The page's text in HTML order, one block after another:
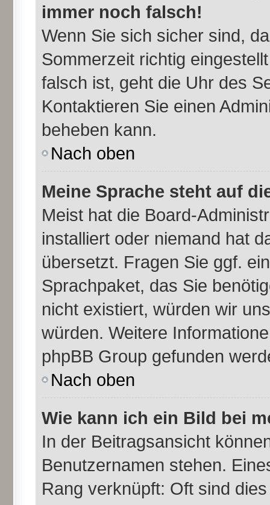
immer noch falsch!
Wenn Sie sich sicher sind,
Sommerzeit richtig
falsch ist, geht die Uhr des
Kontaktieren Sie einen
beheben kann.
Nach oben
Meine Sprache steht auf
Meist hat die Board-
installiert oder niemand hat
übersetzt. Fragen Sie ggf.
Sprachpaket, das Sie
nicht existiert, würden wir
würden. Weitere
phpBB Group gefunden
Nach oben
Wie kann ich ein Bild bei
In der Beitragsansicht
Benutzernamen stehen.
Rang verknüpft: Oft sind